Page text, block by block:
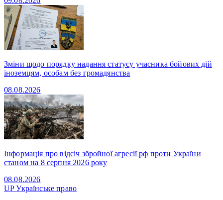
Зміни щодо порядку надання статусу учасника бойових дій
іноземцям, особам без громадянства
08.08.2026
Інформація про відсіч збройної агресії рф проти України
станом на 8 серпня 2026 року
08.08.2026
UPУкраїнське право